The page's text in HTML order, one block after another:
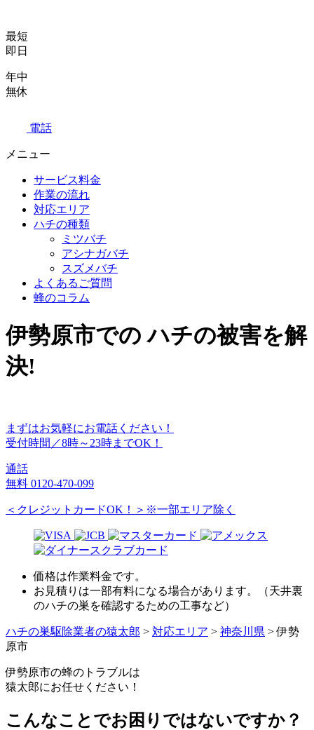
最短
即日
年中
無休
電話
メニュー
サービス料金
作業の流れ
対応エリア
ハチの種類
ミツバチ
アシナガバチ
スズメバチ
よくあるご質問
蜂のコラム
伊勢原市での ハチの被害を解
決!
まずはお気軽にお電話ください！
受付時間／8時～23時までOK！
通話
無料 0120-470-099
＜クレジットカードOK！＞※一部エリア除く
価格は作業料金です。
お見積りは一部有料になる場合があります。（天井裏
のハチの巣を確認するための工事など）
ハチの巣駆除業者の猿太郎 > 対応エリア > 神奈川県 >伊勢
原市
伊勢原市の蜂のトラブルは
猿太郎にお任せください！
こんなことでお困りではないですか？